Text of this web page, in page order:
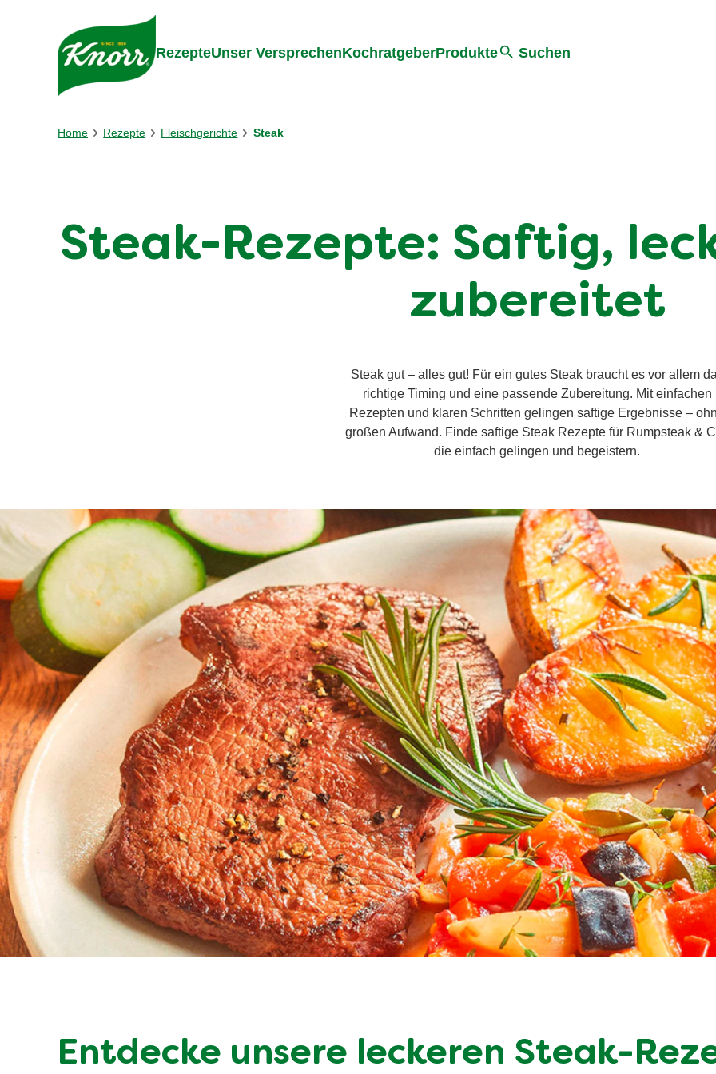
Gehe zu:
RezepteUnser VersprechenKochratgeberProdukte Suchen
Home Rezepte Fleischgerichte Steak
Steak-Rezepte: Saftig,
zubereitet
Steak gut – alles gut! Für ein gutes Steak braucht es vor allem
richtige Timing und eine passende Zubereitung. Mit einfachen
Rezepten und klaren Schritten gelingen saftige Ergebnisse –
großen Aufwand. Finde saftige Steak Rezepte für Rumpsteak &
die einfach gelingen und begeistern.
Entdecke unsere leckeren Steak-